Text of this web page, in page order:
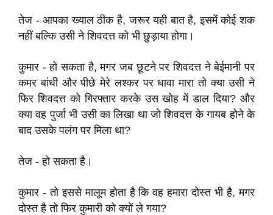
तेज - आपका ख्याल ठीक है, जरूर यही बात है, इसमें कोई शक
नहीं बल्कि उसी ने शिवदत्त को भी छुड़ाया होगा।
कुमार - हो सकता है, मगर जब छूटने पर शिवदत्त ने बेईमानी पर
कमर बांधी और पीछे मेरे लश्कर पर धावा मारा तो क्या उसी ने
फिर शिवदत्त को गिरफ्तार करके उस खोह में डाल दिया? और
क्या वह पुर्जा भी उसी का लिखा था जो शिवदत्त के गायब होने के
बाद उसके पलंग पर मिला था?
तेज - हो सकता है।
कुमार - तो इससे मालूम होता है कि वह हमारा दोस्त भी है, मगर
दोस्त है तो फिर कुमारी को क्यों ले गया?